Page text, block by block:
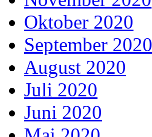
Oktober 2020
September 2020
August 2020
Juli 2020
Juni 2020